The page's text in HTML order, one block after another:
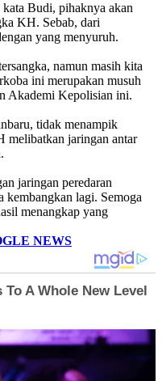
Budi, pihaknya akan
KH. Sebab, dari
yang menyuruh.
namun masih kita
ini merupakan musuh
Akademi Kepolisian ini.
tidak menampik
melibatkan jaringan antar
jaringan peredaran
kembangkan lagi. Semoga
menangkap yang
NEWS